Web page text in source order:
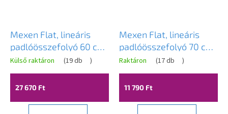
Mexen Flat, lineáris
padlóösszefolyó 60 cm,
M13, rozéarany,
1610060-15
Külső raktáron (19 db )
27 670 Ft
Mexen Flat, lineáris
padlóösszefolyó 70 cm,
matt réz, 1C23070
Raktáron (17 db )
11 790 Ft